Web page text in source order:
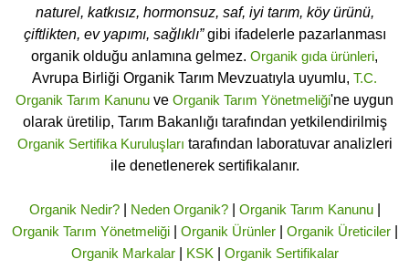
naturel, katkısız, hormonsuz, saf, iyi tarım, köy ürünü,
çiftlikten, ev yapımı, sağlıklı”gibi ifadelerle pazarlanması
organik olduğu anlamına gelmez. Organik gıda ürünleri,
Avrupa Birliği Organik Tarım Mevzuatıyla uyumlu, T.C.
Organik Tarım Kanunu ve Organik Tarım Yönetmeliği'ne uygun
olarak üretilip, Tarım Bakanlığı tarafından yetkilendirilmiş
Organik Sertifika Kuruluşları tarafından laboratuvar analizleri
ile denetlenerek sertifikalanır.
Organik Nedir?| Neden Organik?| Organik Tarım Kanunu|
Organik Tarım Yönetmeliği| Organik Ürünler| Organik Üreticiler|
Organik Markalar| KSK Organik Sertifikalar